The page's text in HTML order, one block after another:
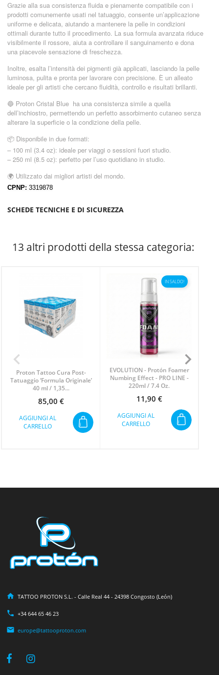
Grazie alla sua consistenza fluida e pienamente compatibile con i
prodotti comunemente usati nel tatuaggio, consente un’applicazione
uniforme e delicata, aiutando a mantenere la pelle in condizioni
ottimali durante tutto il procedimento. La sua formula avanzata riduce
visibilmente il rossore, aiuta a controllare il sanguinamento e dona
una piacevole sensazione di freschezza.
Inoltre, esalta l’intensità dei pigmenti già applicati, lasciando la pelle
luminosa, pulita e pronta per lavorare con precisione. È un alleato
ideale per gli artisti che cercano fluidità, controllo e risultati brillanti.
🔵 Proton Cristal Blue ha una consistenza simile a quella
dell’inchiostro, permettendo un perfetto assorbimento cutaneo senza
alterare la superficie o la condizione della pelle.
📦 Disponibile in due formati:
– 100 ml (3.4 oz): ideale per viaggi o sessioni fuori studio.
– 250 ml (8.5 oz): perfetto per l’uso quotidiano in studio.
🌍 Utilizzato dai migliori artisti del mondo.
CPNP: 3319878
SCHEDE TECNICHE E DI SICUREZZA
13 altri prodotti della stessa categoria:
Proton Tattoo Cura Post-
Tatuaggio ‘Formula Originale’
40 ml / 1,35...
Prezzo
85,00 €
AGGIUNGI AL
CARRELLO
IN SALDO!
EVOLUTION - Protón Foamer
Numbing Effect - PRO LINE -
220ml / 7.4 Oz.
Prezzo
11,90 €
AGGIUNGI AL
CARRELLO
TATTOO PROTON S.L. - Calle Real 44 - 24398 Congosto (León)
+34 644 65 46 23
europe@tattooproton.com